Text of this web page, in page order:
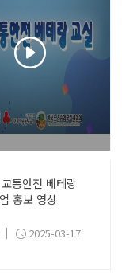
통안전 베테랑
홍보 영상
| 2025-03-17